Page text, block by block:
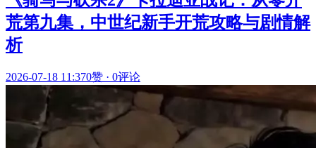
荒第九集，中世纪新手开荒攻略与剧情解
析
2026-07-18 11:370赞 · 0评论